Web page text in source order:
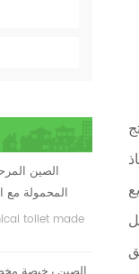
الصين
المحمولة مع
toilet made